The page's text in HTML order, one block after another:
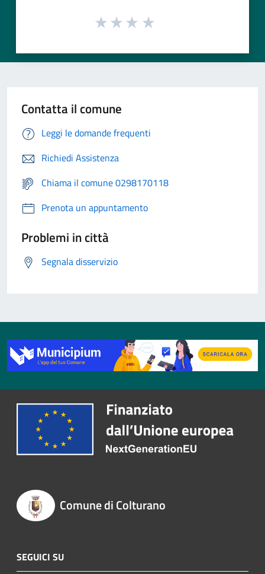
Contatta il comune
Leggi le domande frequenti
Richiedi Assistenza
Chiama il comune 0298170118
Prenota un appuntamento
Problemi in città
Segnala disservizio
Comune di Colturano
SEGUICI SU